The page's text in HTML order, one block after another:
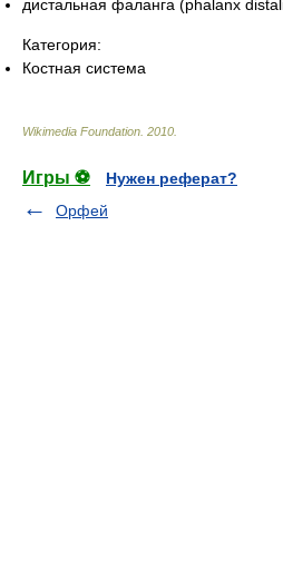
дистальная фаланга (phalanx
Категория:
Костная система
Wikimedia Foundation 2010
Игры ⚽
Нужен реферат?
Орфей